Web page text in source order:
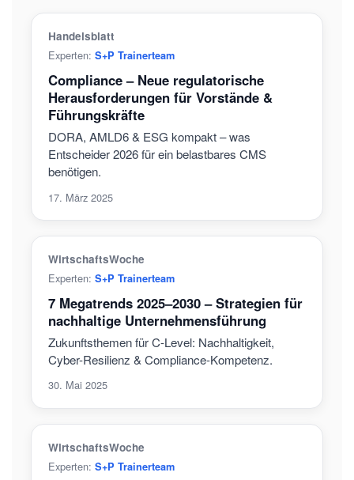
Handelsblatt
Experten: S+P Trainerteam
Compliance – Neue regulatorische
Herausforderungen für Vorstände &
Führungskräfte
DORA, AMLD6 & ESG kompakt – was
Entscheider 2026 für ein belastbares CMS
benötigen.
17. März 2025
WirtschaftsWoche
Experten: S+P Trainerteam
7 Megatrends 2025–2030 – Strategien für
nachhaltige Unternehmensführung
Zukunftsthemen für C-Level: Nachhaltigkeit,
Cyber-Resilienz & Compliance-Kompetenz.
30. Mai 2025
WirtschaftsWoche
Experten: S+P Trainerteam